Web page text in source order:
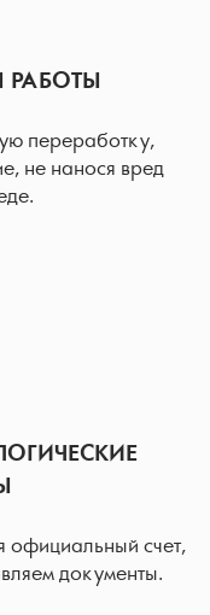
переработку,
не нанося вред
официальный счет,
документы.